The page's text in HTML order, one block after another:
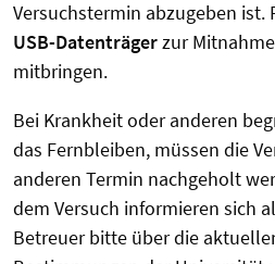
Versuchstermin abzugeben ist.
USB-Datenträgerzur
mitbringen.
Bei Krankheit oder anderen
das Fernbleiben, müssen die
anderen Termin nachgeholt
dem Versuch informieren sich
Betreuer bitte über die